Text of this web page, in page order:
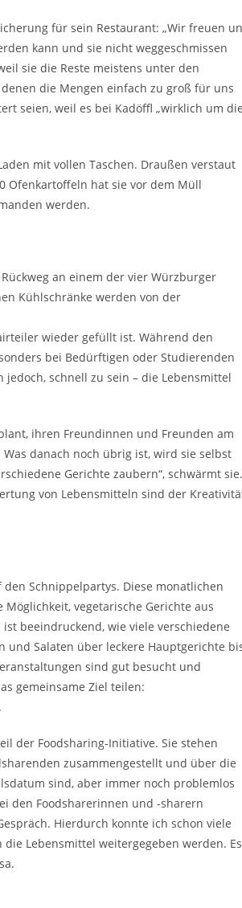
für sein Restaurant: „Wir freuen
kann und sie nicht weggeschmissen
sie die Reste meistens unter den
die Mengen einfach zu groß für uns
seien, weil es bei Kadöffl „wirklich um die
mit vollen Taschen. Draußen verstaut
Ofenkartoffeln hat sie vor dem Müll
werden.
an einem der vier Würzburger
Kühlschränke werden von der
wieder gefüllt ist. Während den
bei Bedürftigen oder Studierenden
schnell zu sein – die Lebensmittel
ihren Freundinnen und Freunden am
danach noch übrig ist, wird sie selbst
Gerichte zaubern“, schwärmt sie.
von Lebensmitteln sind der
Schnippelpartys. Diese monatlichen
vegetarische Gerichte aus
beeindruckend, wie viele verschiedene
und Salaten über leckere Hauptgerichte
sind gut besucht und
gemeinsame Ziel teilen:
der Foodsharing-Initiative. Sie stehen
zusammengestellt und über die
sind, aber immer noch problemlos
den Foodsharerinnen und -sharern
Hierdurch konnte ich schon viele
Lebensmittel weitergegeben werden. Es